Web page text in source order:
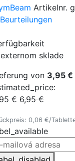
Artikelnr.
sklade
von 3,95 €
€ 6,95 €
0,06 €/